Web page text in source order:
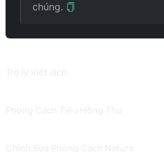
chúng.